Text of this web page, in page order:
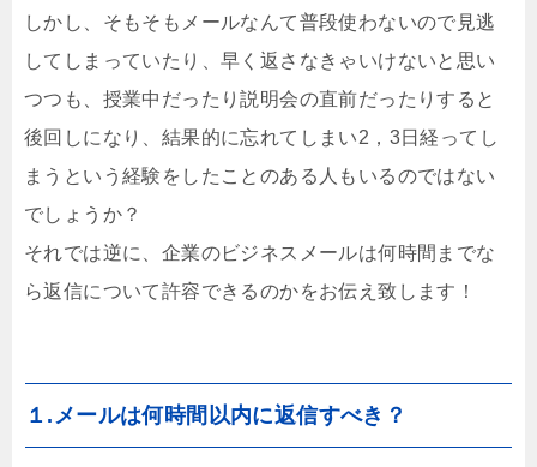
しかし、そもそもメールなんて普段使わないので見逃
してしまっていたり、早く返さなきゃいけないと思い
つつも、授業中だったり説明会の直前だったりすると
後回しになり、結果的に忘れてしまい2，3日経ってし
まうという経験をしたことのある人もいるのではない
でしょうか？
それでは逆に、企業のビジネスメールは何時間までな
ら返信について許容できるのかをお伝え致します！
１.メールは何時間以内に返信すべき？